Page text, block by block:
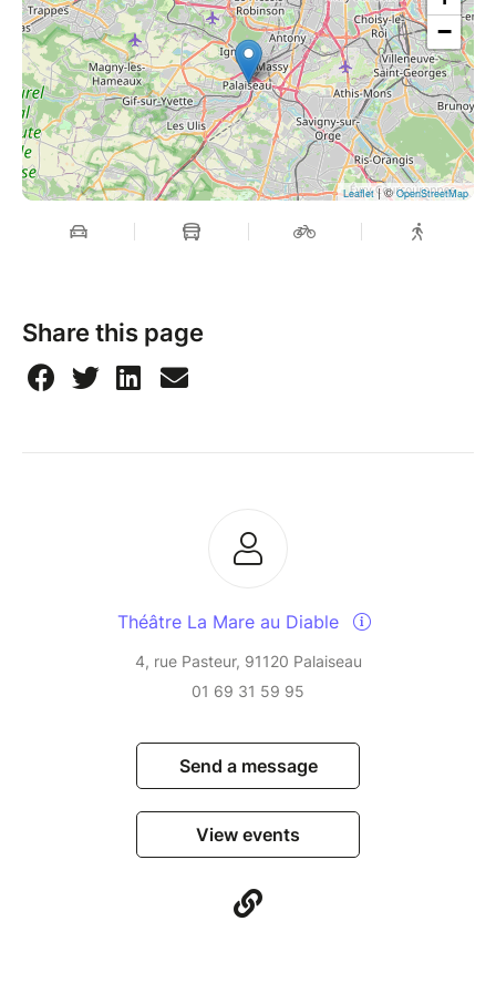
−
Leaflet| ©OpenStreetMap
Share this page
Théâtre La Mare au Diable
4, rue Pasteur, 91120 Palaiseau
01 69 31 59 95
Send a message
View events